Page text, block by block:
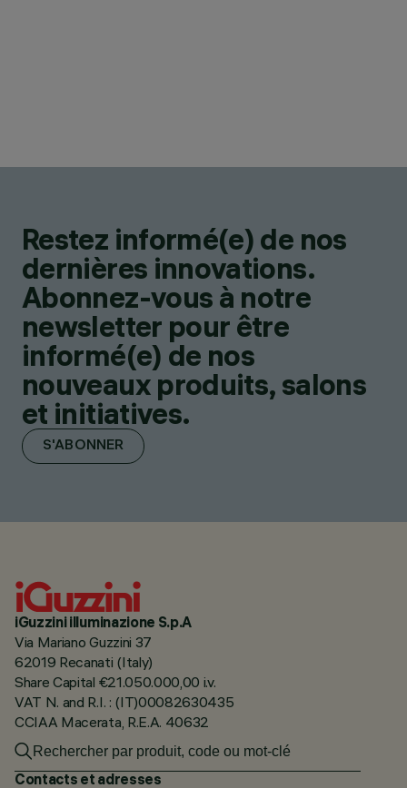
Restez informé(e) de nos
dernières innovations.
Abonnez-vous à notre
newsletter pour être
informé(e) de nos
nouveaux produits, salons
et initiatives.
S'ABONNER
iGuzzini illuminazione S.p.A
Via Mariano Guzzini 37
62019 Recanati (Italy)
Share Capital €21.050.000,00 i.v.
VAT N. and R.I. : (IT)00082630435
CCIAA Macerata, R.E.A. 40632
Contacts et adresses